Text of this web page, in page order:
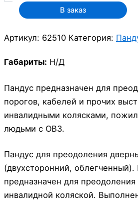
В заказ
Артикул: 62510 Категория:
Габариты: Н/Д
Пандус предназначен для
порогов, кабелей и прочих
инвалидными колясками,
людьми с ОВЗ.
Пандус для преодоления
(двухсторонний, облегченный).
предназначен для
инвалидной коляской.